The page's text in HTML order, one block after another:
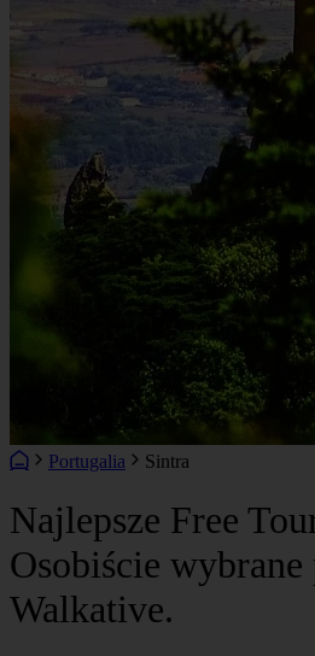
Portugalia Sintra
Najlepsze Free
Osobiście wybrane
Walkative.